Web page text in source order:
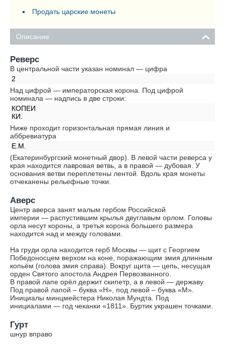
Продать царские монеты
Описание
Реверс
В центральной части указан номинал — цифра
2
Над цифрой — императорская корона. Под цифрой
номинала — надпись в две строки:
КОПЕИ
КИ.
Ниже проходит горизонтальная прямая линия и
аббревиатура
Е.М.
(Екатеринбургский монетный двор). В левой части реверса у
края находится лавровая ветвь, а в правой — дубовая. У
основания ветви переплетены лентой. Вдоль края монеты
отчеканены рельефные точки.
Аверс
Центр аверса занят малым гербом Российской
империи — распустившим крылья двуглавым орлом. Головы
орла несут короны, а третья корона большего размера
находится над и между головами.
На груди орла находится герб Москвы — щит с Георгием
Победоносцем верхом на коне, поражающим змия длинным
копьём (голова змия справа). Вокруг щита — цепь, несущая
орден Святого апостола Андрея Первозванного.
В правой лапе орёл держит скипетр, а в левой — державу.
Под правой лапой – буква «Н», под левой – буква «М».
Инициалы минцмейстера Николая Мундта. Под
инициалами — год чеканки «1811». Буртик украшен точками.
Гурт
шнур вправо